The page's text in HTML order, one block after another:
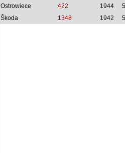
Ostrowiece
422 1944
Škoda
1348 1942